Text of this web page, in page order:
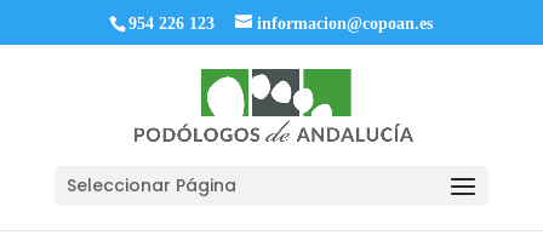
954 226 123 informacion@copoan.es
Seleccionar Página